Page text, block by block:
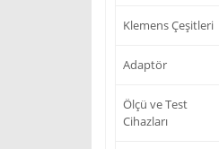
Klemens Çeşitleri
Adaptör
Ölçü ve Test
Cihazları